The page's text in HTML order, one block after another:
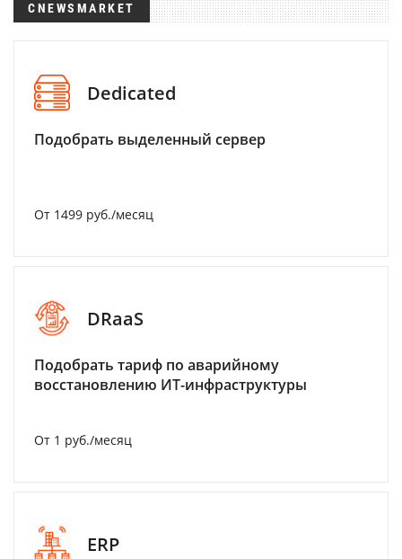
CNEWSMARKET
Dedicated
Подобрать выделенный сервер
От 1499 руб./месяц
DRaaS
Подобрать тариф по аварийному
восстановлению ИТ-инфраструктуры
От 1 руб./месяц
ERP